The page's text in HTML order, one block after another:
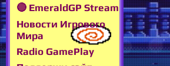
🔴 EmeraldGP Stream
Новости Игрового
Мира
Radio GamePlay